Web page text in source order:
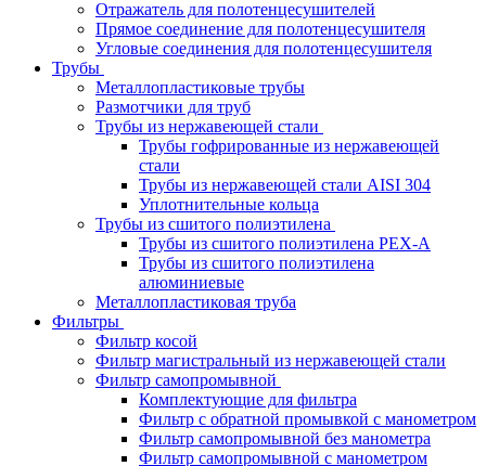
Отражатель для полотенцесушителей
Прямое соединение для полотенцесушителя
Угловые соединения для полотенцесушителя
Трубы
Металлопластиковые трубы
Размотчики для труб
Трубы из нержавеющей стали
Трубы гофрированные из нержавеющей
стали
Трубы из нержавеющей стали AISI 304
Уплотнительные кольца
Трубы из сшитого полиэтилена
Трубы из сшитого полиэтилена PEX-A
Трубы из сшитого полиэтилена
алюминиевые
Металлопластиковая труба
Фильтры
Фильтр косой
Фильтр магистральный из нержавеющей стали
Фильтр самопромывной
Комплектующие для фильтра
Фильтр с обратной промывкой c манометром
Фильтр самопромывной без манометра
Фильтр самопромывной с манометром